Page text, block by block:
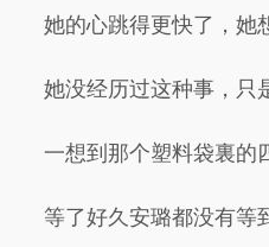
她的心跳得更快了，她
她没经历过这种事，只
一想到那个塑料袋裏的
等了好久安璐都没有等